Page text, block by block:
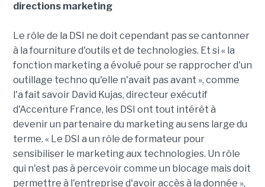
directions marketing
Le rôle de la DSI ne doit cependant pas se cantonner
à la fourniture d'outils et de technologies. Et si « la
fonction marketing a évolué pour se rapprocher d'un
outillage techno qu'elle n'avait pas avant », comme
l'a fait savoir David Kujas, directeur exécutif
d'Accenture France, les DSI ont tout intérêt à
devenir un partenaire du marketing au sens large du
terme. « Le DSI a un rôle de formateur pour
sensibiliser le marketing aux technologies. Un rôle
qui n'est pas à percevoir comme un blocage mais doit
permettre à l'entreprise d'avoir accès à la donnée »,